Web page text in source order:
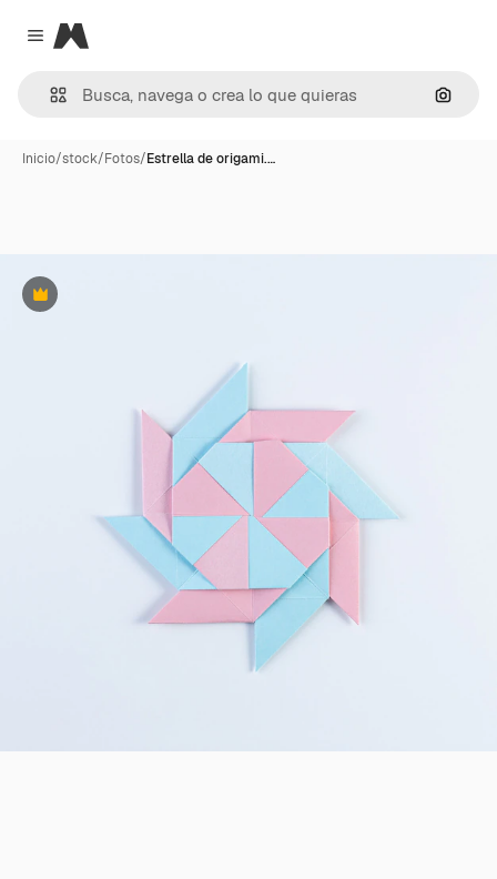
Close menu
Magnific
Inicio/stock/Fotos/Estrella de origami.…
Premium